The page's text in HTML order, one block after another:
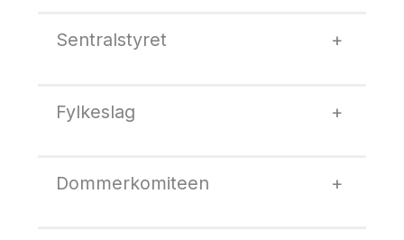
Sentralstyret +
Fylkeslag +
Dommerkomiteen +